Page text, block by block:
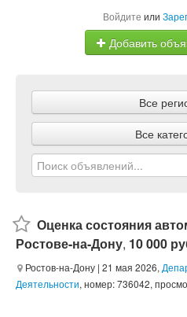
Войдите или
Добавить
Все
Все
Оценка состояния
Ростове-на-Дону, 10 000
Ростов-на-Дону | 21 мая 2026,
Деятельности, номер: 736042,